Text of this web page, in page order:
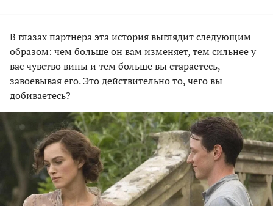
В глазах партнера эта история выглядит следующим
образом: чем больше он вам изменяет, тем сильнее у
вас чувство вины и тем больше вы стараетесь,
завоевывая его. Это действительно то, чего вы
добиваетесь?